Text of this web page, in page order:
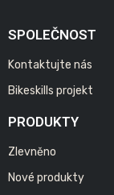
SPOLEČNOST
Kontaktujte nás
Bikeskills projekt
PRODUKTY
Zlevněno
Nové produkty